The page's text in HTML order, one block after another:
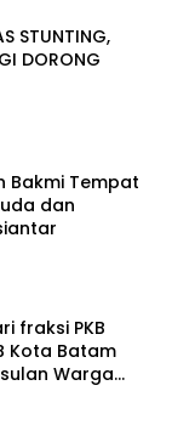
STUNTING,
DORONG
Bakmi Tempat
dan
fraksi PKB
Kota Batam
Warga
Ambulans, dan